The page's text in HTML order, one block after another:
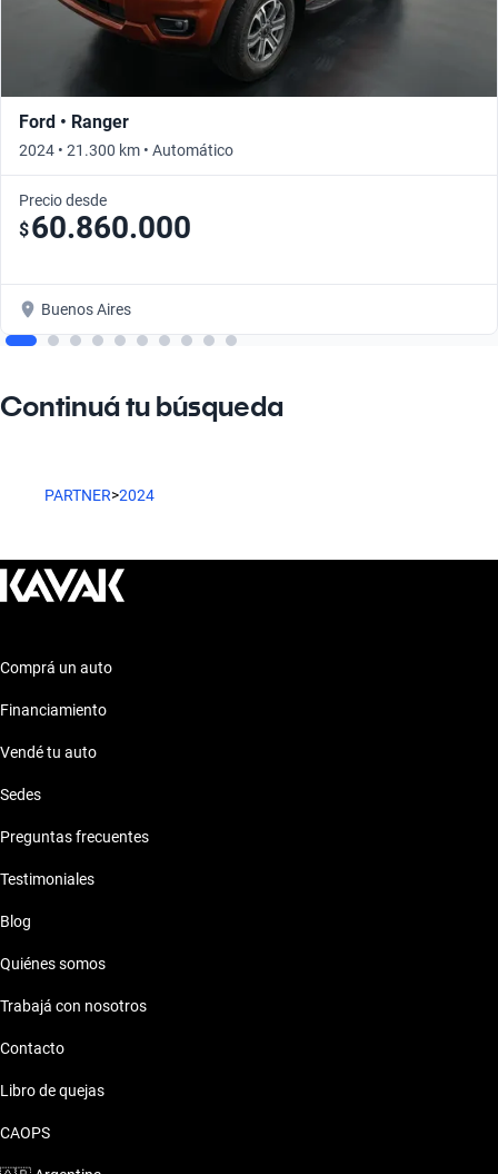
Ford • Ranger
2024 • 21.300 km • Automático
Precio desde
$60.860.000
Buenos Aires
Continuá tu búsqueda
PARTNER>2024
Comprá un auto
Financiamiento
Vendé tu auto
Sedes
Preguntas frecuentes
Testimoniales
Blog
Quiénes somos
Trabajá con nosotros
Contacto
Libro de quejas
CAOPS